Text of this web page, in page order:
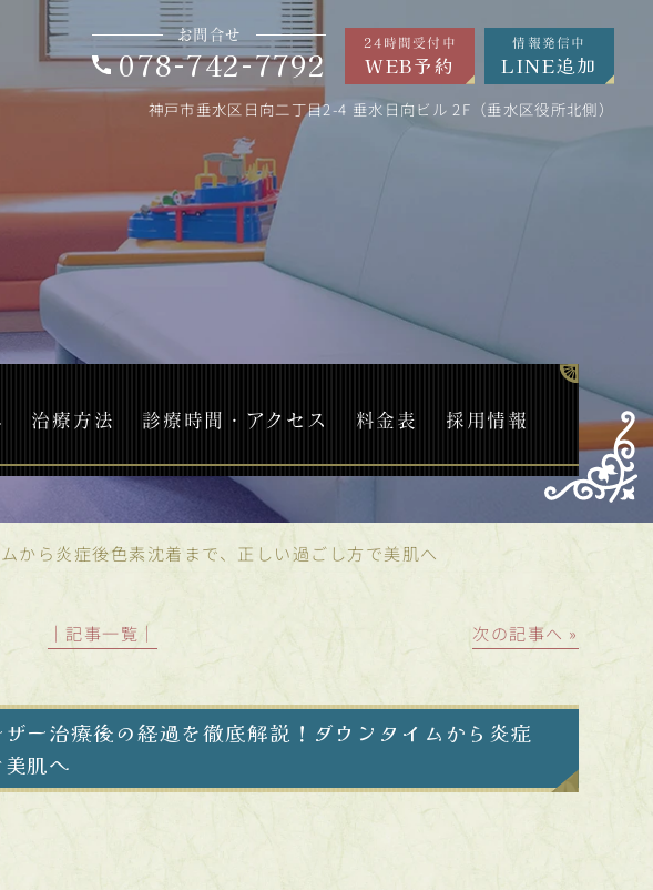
お問合せ
078-742-7792
24時間受付中
WEB予約
情報発信中
LINE追加
神戸市垂水区日向二丁目2-4 垂水日向ビル 2F（垂水区役所北側）
から炎症後色素沈着まで、正しい過ごし方で美肌へ
治療方法 診療時間・アクセス 料金表 採用情報
│記事一覧│ 次の記事へ »
ー治療後の経過を徹底解説！ダウンタイムから炎症
肌へ